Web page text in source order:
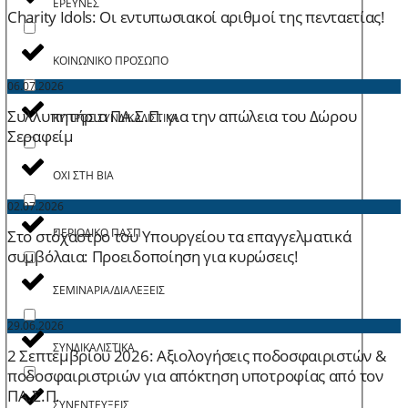
ΚΟΙΝΩΝΙΚΟ ΠΡΟΣΩΠΟ
ΚΥΠΡΟΣ ΣΥΝΔΙΚΑΛΙΣΤΙΚΑ
ΟΧΙ ΣΤΗ ΒΙΑ
ΠΕΡΙΟΔΙΚΟ ΠΑΣΠ
ΣΕΜΙΝΑΡΙΑ/ΔΙΑΛΕΞΕΙΣ
ΣΥΝΔΙΚΑΛΙΣΤΙΚΑ
ΣΥΝΕΝΤΕΥΞΕΙΣ
Charity Idols: Οι εντυπωσιακοί αριθμοί της πενταετίας!
06.07.2026
Συλλυπητήρια ΠΑ.Σ.Π. για την απώλεια του Δώρου
Σεραφείμ
02.07.2026
Στο στόχαστρο του Υπουργείου τα επαγγελματικά
συμβόλαια: Προειδοποίηση για κυρώσεις!
29.06.2026
2 Σεπτεμβρίου 2026: Aξιολογήσεις ποδοσφαιριστών &
ποδοσφαιριστριών για απόκτηση υποτροφίας από τον
ΠΑ.Σ.Π.